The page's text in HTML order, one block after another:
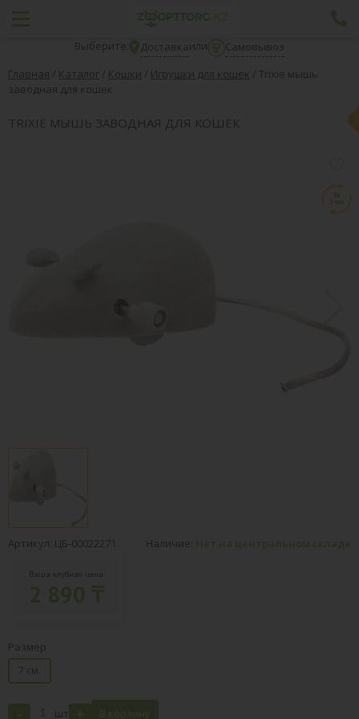
Выберите: Доставкаили
Самовывоз
Главная / Каталог / Кошки / Игрушки для кошек / Trixie мышь
заводная для кошек
TRIXIE МЫШЬ ЗАВОДНАЯ ДЛЯ КОШЕК
Артикул: ЦБ-00022271 Наличие: Нет на центральном складе
Ваша клубная цена:
Размер
7 см.
- шт + В корзину